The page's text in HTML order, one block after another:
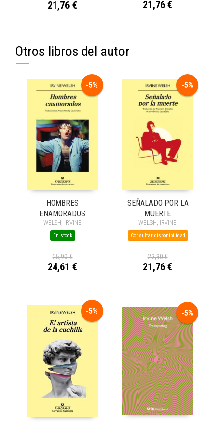
21,76 € 21,76 €
Otros libros del autor
-5%
HOMBRES
ENAMORADOS
WELSH, IRVINE
En stock
25,90 €
24,61 €
-5%
SEÑALADO POR LA
MUERTE
WELSH, IRVINE
Consultar disponibilidad
22,90 €
21,76 €
-5% -5%